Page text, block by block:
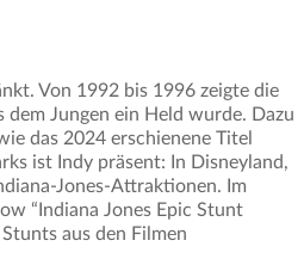
Von 1992 bis 1996 zeigte die
dem Jungen ein Held wurde. Dazu
das 2024 erschienene Titel
ist Indy präsent: In Disneyland,
Jones-Attraktionen. Im
“Indiana Jones Epic Stunt
aus den Filmen